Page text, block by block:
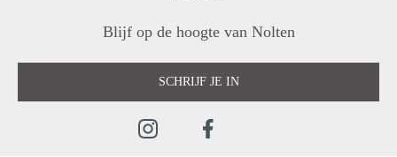
Blijf op de hoogte van Nolten
SCHRIJF JE IN